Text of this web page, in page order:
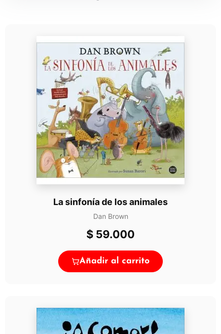
La sinfonía de los animales
Dan Brown
$ 59.000
Añadir al carrito